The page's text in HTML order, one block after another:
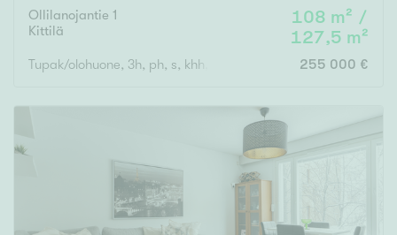
Maalämpö
Oma sauna
Ollilanojantie 1
Kittilä
108 m² /
127,5 m²
Tupak/olohuone, 3h, ph, s, khh, et, 2wc 255 000 €